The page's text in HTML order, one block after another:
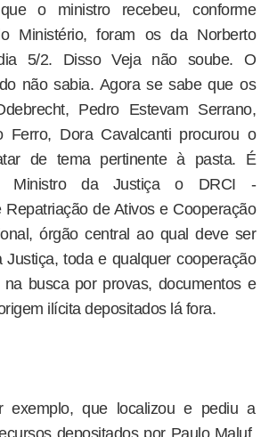
o ministro recebeu, conforme
Ministério, foram os da Norberto
5/2. Disso Veja não soube. O
não sabia. Agora se sabe que os
Pedro Estevam Serrano,
Ferro, Dora Cavalcanti procurou o
de tema pertinente à pasta. É
Ministro da Justiça o DRCI -
Repatriação de Ativos e Cooperação
órgão central ao qual deve ser
Justiça, toda e qualquer cooperação
busca por provas, documentos e
ilícita depositados lá fora.
exemplo, que localizou e pediu a
depositados por Paulo Maluf.